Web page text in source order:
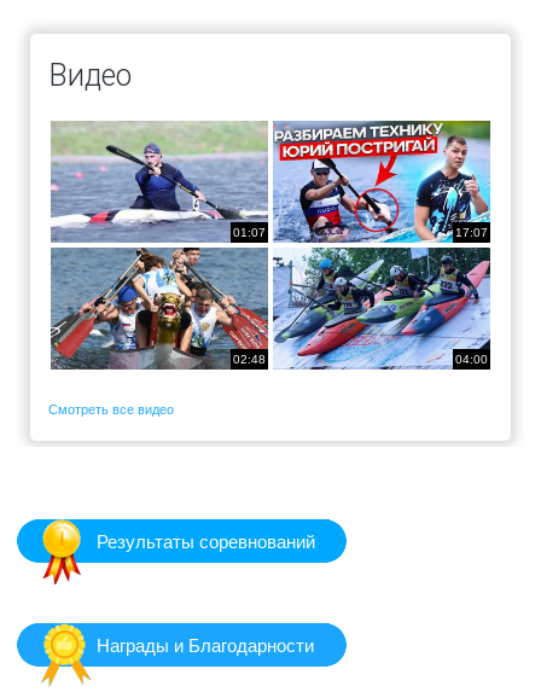
Видео
01:07 17:07
02:48 04:00
Смотреть все видео
Результаты соревнований
Награды и Благодарности